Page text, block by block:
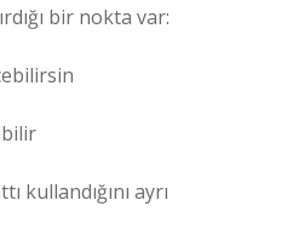
bir nokta var:
kullandığını ayrı